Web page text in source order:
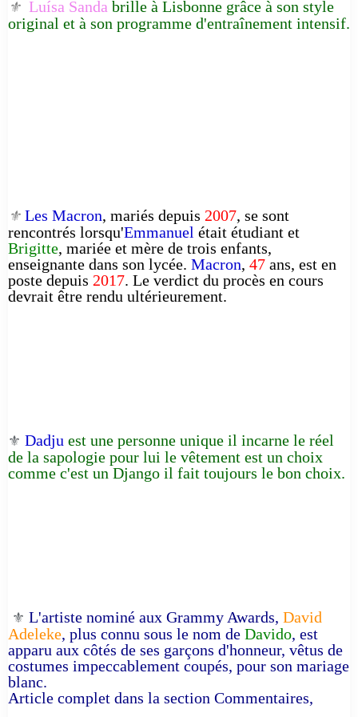
⚜️ Luísa Sanda brille à Lisbonne grâce à son style
original et à son programme d'entraînement intensif.
⚜️ Les Macron, mariés depuis 2007, se sont
rencontrés lorsqu'Emmanuel était étudiant et
Brigitte, mariée et mère de trois enfants,
enseignante dans son lycée. Macron, 47 ans, est en
poste depuis 2017. Le verdict du procès en cours
devrait être rendu ultérieurement.
⚜️ Dadju est une personne unique il incarne le réel
de la sapologie pour lui le vêtement est un choix
comme c'est un Django il fait toujours le bon choix.
⚜️ L'artiste nominé aux Grammy Awards, David
Adeleke, plus connu sous le nom de Davido, est
apparu aux côtés de ses garçons d'honneur, vêtus de
costumes impeccablement coupés, pour son mariage
blanc.
Article complet dans la section Commentaires,